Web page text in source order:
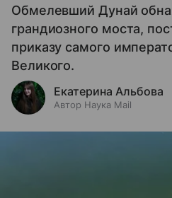
Обмелевший Дунай
грандиозного моста,
приказу самого
Великого.
Екатерина Альбова
Автор Наука Mail